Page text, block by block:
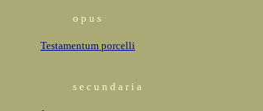
o p u s
Testamentum porcelli
s e c u n d a r i a